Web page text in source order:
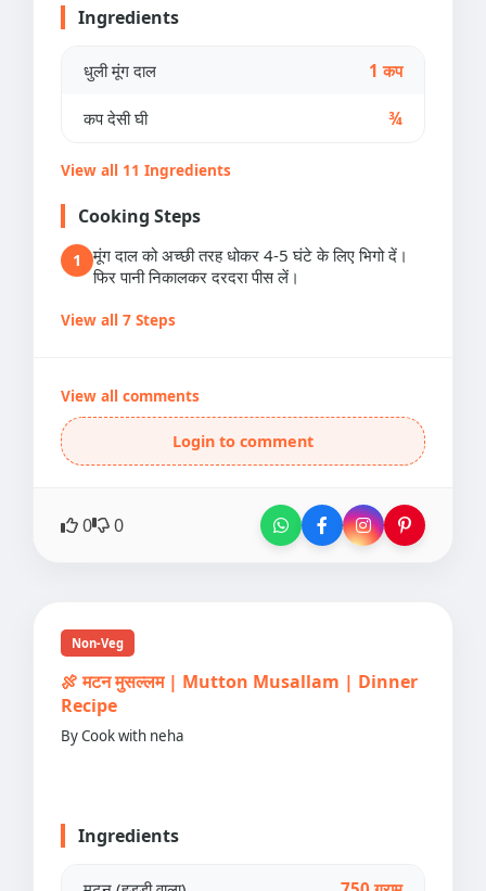
Ingredients
धुली मूंग दाल 1 कप
कप देसी घी ¾
View all 11 Ingredients
Cooking Steps
1
मूंग दाल को अच्छी तरह धोकर 4-5 घंटे के लिए भिगो दें।
फिर पानी निकालकर दरदरा पीस लें।
View all 7 Steps
View all comments
Login to comment
0 0
Non-Veg
🍖 मटन मुसल्लम | Mutton Musallam | Dinner
Recipe
By Cook with neha
Ingredients